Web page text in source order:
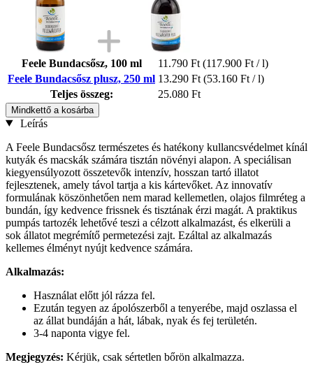
Feele Bundacsősz, 100 ml 11.790 Ft (117.900 Ft / l)
Feele Bundacsősz plusz, 250 ml 13.290 Ft (53.160 Ft / l)
Teljes összeg:
25.080 Ft
Mindkettő a kosárba
Leírás
A Feele Bundacsősz természetes és hatékony kullancsvédelmet kínál
kutyák és macskák számára tisztán növényi alapon. A speciálisan
kiegyensúlyozott összetevők intenzív, hosszan tartó illatot
fejlesztenek, amely távol tartja a kis kártevőket. Az innovatív
formulának köszönhetően nem marad kellemetlen, olajos filmréteg a
bundán, így kedvence frissnek és tisztának érzi magát. A praktikus
pumpás tartozék lehetővé teszi a célzott alkalmazást, és elkerüli a
sok állatot megrémítő permetezési zajt. Ezáltal az alkalmazás
kellemes élményt nyújt kedvence számára.
Alkalmazás:
Használat előtt jól rázza fel.
Ezután tegyen az ápolószerből a tenyerébe, majd oszlassa el
az állat bundáján a hát, lábak, nyak és fej területén.
3-4 naponta vigye fel.
Megjegyzés: Kérjük, csak sértetlen bőrön alkalmazza.